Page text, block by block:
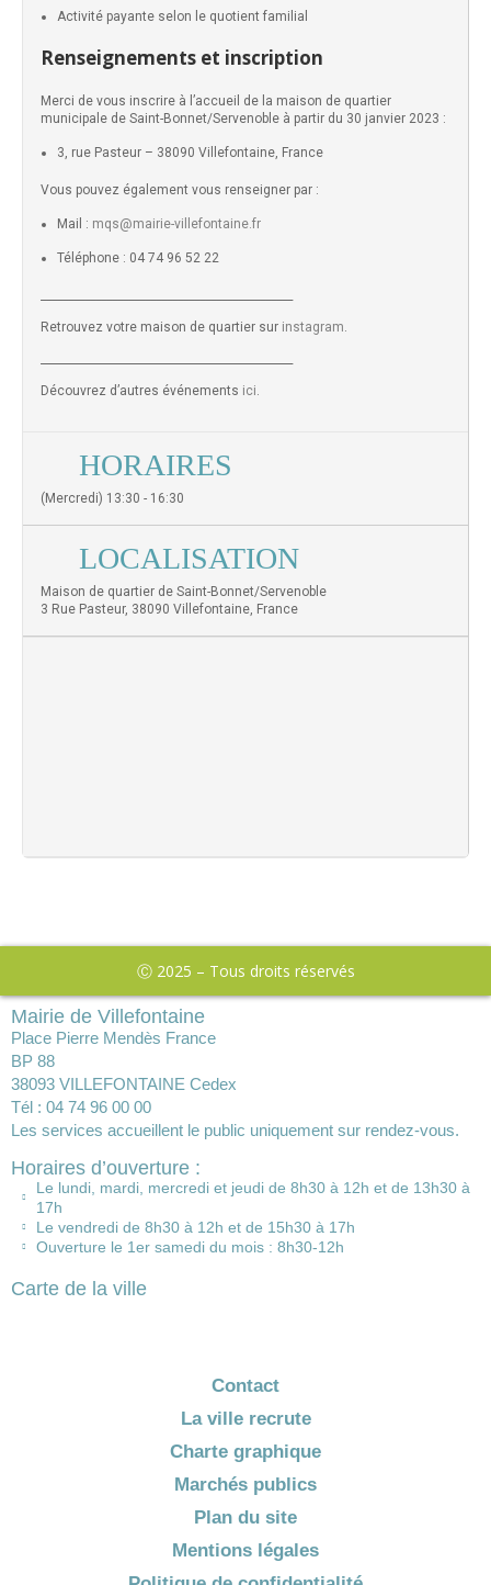
Activité payante selon le quotient familial
Renseignements et inscription
Merci de vous inscrire à l’accueil de la maison de quartier
municipale de Saint-Bonnet/Servenoble à partir du 30 janvier 2023 :
3, rue Pasteur – 38090 Villefontaine, France
Vous pouvez également vous renseigner par :
Mail : mqs@mairie-villefontaine.fr
Téléphone : 04 74 96 52 22
Retrouvez votre maison de quartier sur instagram.
Découvrez d’autres événements ici.
HORAIRES
(Mercredi) 13:30 - 16:30
LOCALISATION
Maison de quartier de Saint-Bonnet/Servenoble
3 Rue Pasteur, 38090 Villefontaine, France
Ⓒ 2025 – Tous droits réservés
Mairie de Villefontaine
Place Pierre Mendès France
BP 88
38093 VILLEFONTAINE Cedex
Tél : 04 74 96 00 00
Les services accueillent le public uniquement sur rendez-vous.
Horaires d’ouverture :
Le lundi, mardi, mercredi et jeudi de 8h30 à 12h et de 13h30 à
17h
Le vendredi de 8h30 à 12h et de 15h30 à 17h
Ouverture le 1er samedi du mois : 8h30-12h
Carte de la ville
Contact
La ville recrute
Charte graphique
Marchés publics
Plan du site
Mentions légales